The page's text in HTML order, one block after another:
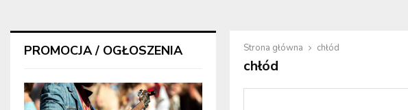
Strona główna chłód
chłód
PROMOCJA / OGŁOSZENIA